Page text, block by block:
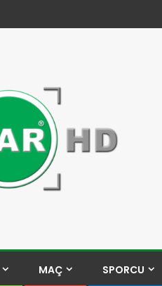
MAÇ SPORCU